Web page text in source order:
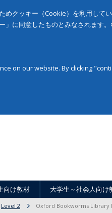
めクッキー（Cookie）を利用し
に同意したものとみなされます
on our website. By clicking
向け教材 大学生～社会人向け
Level 2 Oxford Bookworms Library